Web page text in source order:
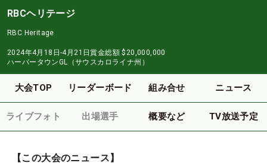
RBCヘリテージ
RBC Heritage
2024年4月18日-4月21日賞金総額 $20,000,000
ハーバータウンGL（サウスカロライナ州）
大会TOP リーダーボード 組み合せ ニュース
ライブフォト 出場選手 概要など TV放送予定
【この大会のニュース】